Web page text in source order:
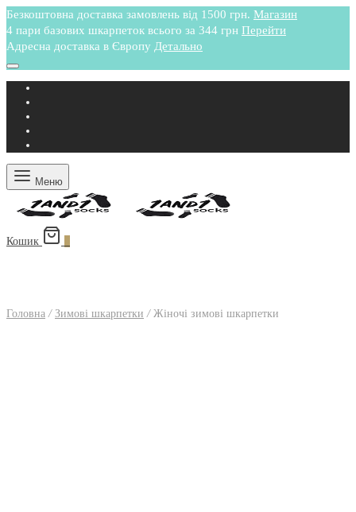
Безкоштовна доставка замовлень від 1500 грн. Магазин
4 пари базових шкарпеток всього за 344 грн Перейти
Адресна доставка в Європу Детально
Меню
Кошик
Головна / Зимові шкарпетки /Жіночі зимові шкарпетки